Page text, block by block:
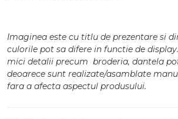
Imaginea este cu titlu de prezentare si
culorile pot sa difere in functie de
mici detalii precum broderia, dantela
deoarece sunt realizate/asamblate
fara a afecta aspectul produsului.